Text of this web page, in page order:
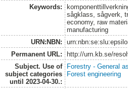
Keywords:
sågklass, sågverk,
economy, raw
manufacturing
URN:NBN:
Permanent URL:
http://urn.kb.se/
Subject. Use of
subject categories
until 2023-04-30.:
Forestry - General
Forest engineering